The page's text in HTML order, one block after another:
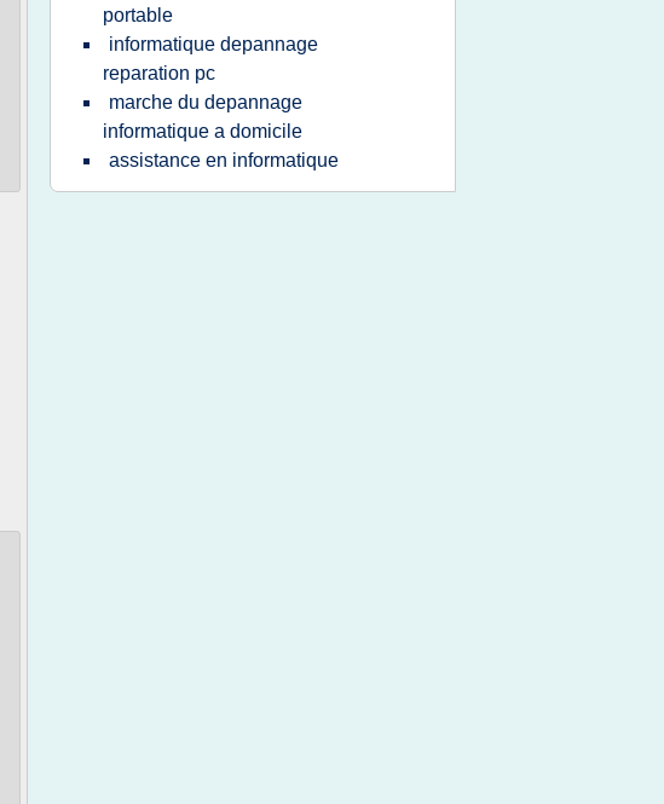
portable
informatique depannage
reparation pc
marche du depannage
informatique a domicile
assistance en informatique